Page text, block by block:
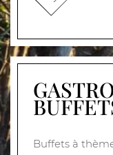
Buffets à